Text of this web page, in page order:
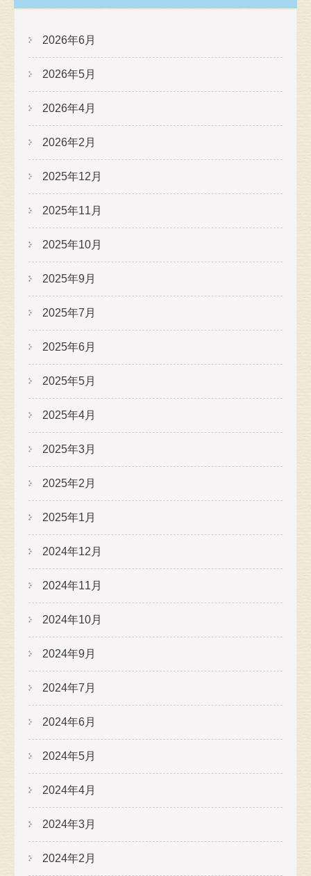
2026年6月
2026年5月
2026年4月
2026年2月
2025年12月
2025年11月
2025年10月
2025年9月
2025年7月
2025年6月
2025年5月
2025年4月
2025年3月
2025年2月
2025年1月
2024年12月
2024年11月
2024年10月
2024年9月
2024年7月
2024年6月
2024年5月
2024年4月
2024年3月
2024年2月